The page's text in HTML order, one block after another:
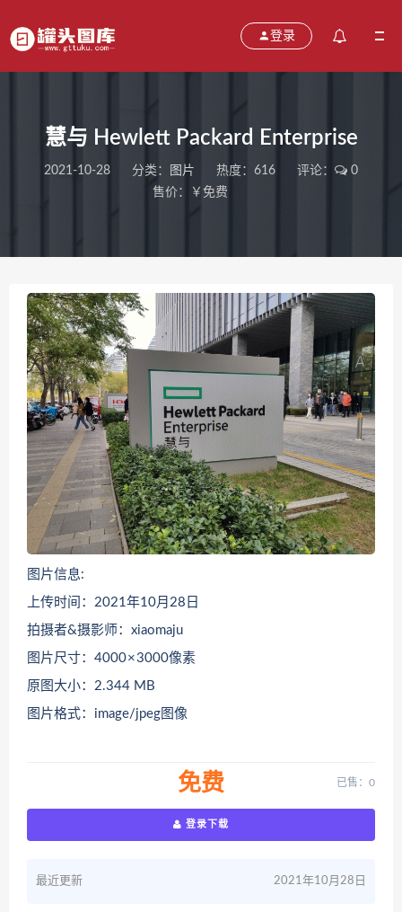
登录
慧与 Hewlett Packard Enterprise
2021-10-28 分类： 图片 热度：616 评论：
0
售价：￥免费
图片信息:
上传时间：2021年10月28日
拍摄者&摄影师：xiaomaju
图片尺寸：4000 × 3000像素
原图大小：2.344 MB
图片格式：image/jpeg图像
免费 已售：0
登录下载
最近更新 2021年10月28日